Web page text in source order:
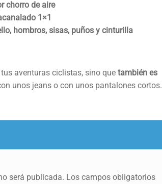
chorro de aire
1×1
hombros, sisas, puños y cinturilla
aventuras ciclistas, sino que también es
unos jeans o con unos pantalones cortos.
será publicada. Los campos obligatorios